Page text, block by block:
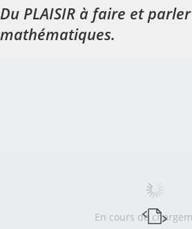
Du PLAISIR à faire et
mathématiques.
En cours de